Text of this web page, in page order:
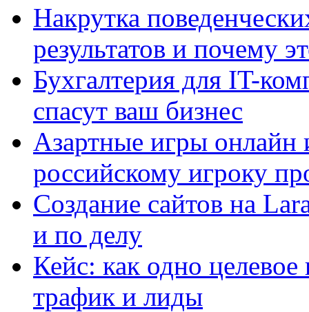
Накрутка
результатов и почему
Бухгалтерия для IT-
спасут ваш бизнес
Азартные игры онлайн
российскому игроку
Создание сайтов на
и по делу
Кейс: как одно
трафик и лиды